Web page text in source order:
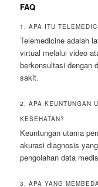
FAQ
1. APA ITU
Telemedicine adalah
virtual melalui video
berkonsultasi dengan
sakit.
2. APA KEUNTUNGAN
KESEHATAN?
Keuntungan utama
akurasi diagnosis
pengolahan data
3. APA YANG